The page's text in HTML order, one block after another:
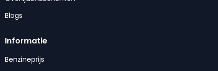
Blogs
Informatie
Benzineprijs